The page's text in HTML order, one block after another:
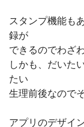
スタンプ機能も
録が
できるのでわざ
しかも、だいた
たい
生理前後なので
アプリのデザイ